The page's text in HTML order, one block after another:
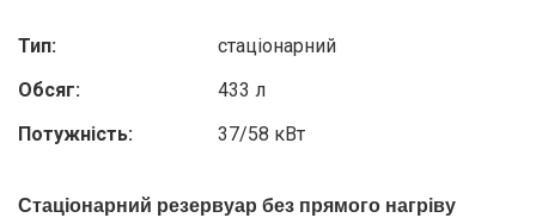
Тип:
стаціонарний
Обсяг:
433 л
Потужність:
37/58 кВт
Стаціонарний резервуар без прямого нагріву